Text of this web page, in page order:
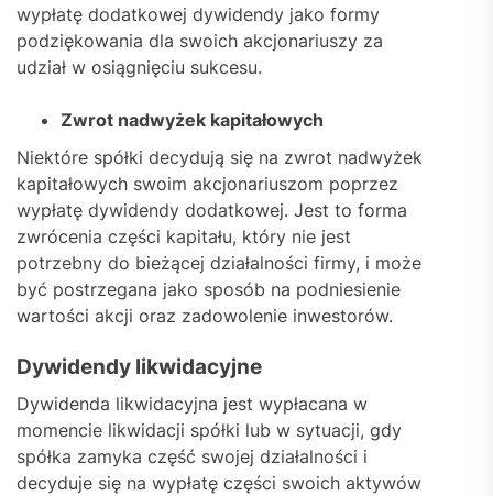
wypłatę dodatkowej dywidendy jako formy
podziękowania dla swoich akcjonariuszy za
udział w osiągnięciu sukcesu.
Zwrot nadwyżek kapitałowych
Niektóre spółki decydują się na zwrot nadwyżek
kapitałowych swoim akcjonariuszom poprzez
wypłatę dywidendy dodatkowej. Jest to forma
zwrócenia części kapitału, który nie jest
potrzebny do bieżącej działalności firmy, i może
być postrzegana jako sposób na podniesienie
wartości akcji oraz zadowolenie inwestorów.
Dywidendy likwidacyjne
Dywidenda likwidacyjna jest wypłacana w
momencie likwidacji spółki lub w sytuacji, gdy
spółka zamyka część swojej działalności i
decyduje się na wypłatę części swoich aktywów